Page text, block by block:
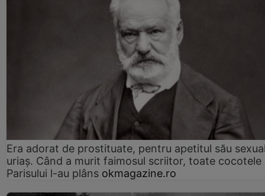
Era adorat de prostituate, pentru apetitul său
uriaș. Când a murit faimosul scriitor, toate cocotele
Parisului l-au plâns okmagazine.ro